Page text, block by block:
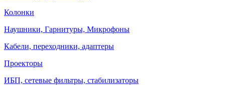
Колонки
Наушники, Гарнитуры, Микрофоны
Кабели, переходники, адаптеры
Проекторы
ИБП, сетевые фильтры, стабилизаторы